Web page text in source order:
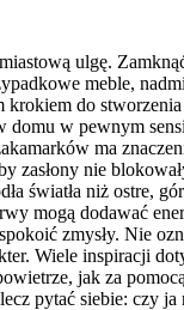
ulgę.
meble,
krokiem do
w pewnym
ma
nie
światła niż
mogą dodawać
zmysły. Nie
Wiele inspiracji
jak za
pytać siebie: czy